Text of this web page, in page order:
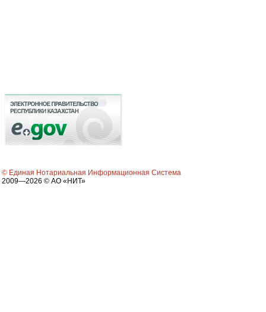
© Единая Нотариальная Информационная Система
2009—2026 © АО «НИТ»